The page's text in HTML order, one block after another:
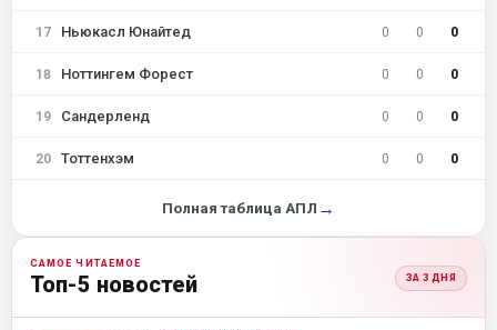
17 Ньюкасл Юнайтед 0 0 0
18 Ноттингем Форест 0 0 0
19 Сандерленд 0 0 0
20 Тоттенхэм 0 0 0
Полная таблица АПЛ →
САМОЕ ЧИТАЕМОЕ
Топ-5 новостей ЗА 3 ДНЯ